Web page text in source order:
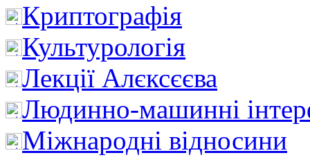
Криптографія
Культурологія
Лекції Алєксєєва
Людинно-машинні
Міжнародні відносини